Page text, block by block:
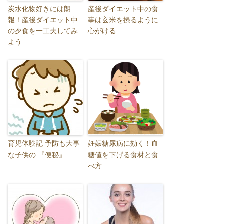
炭水化物好きには朗
報！産後ダイエット中
の夕食を一工夫してみ
よう
産後ダイエット中の食
事は玄米を摂るように
心がける
育児体験記 予防も大事
な子供の 『便秘』
妊娠糖尿病に効く！血
糖値を下げる食材と食
べ方